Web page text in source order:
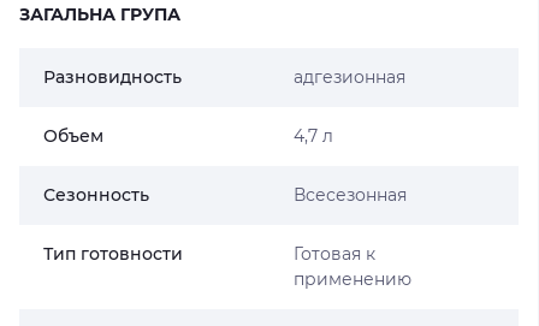
ЗАГАЛЬНА ГРУПА
Разновидность адгезионная
Объем 4,7 л
Сезонность Всесезонная
Тип готовности
Готовая к
применению